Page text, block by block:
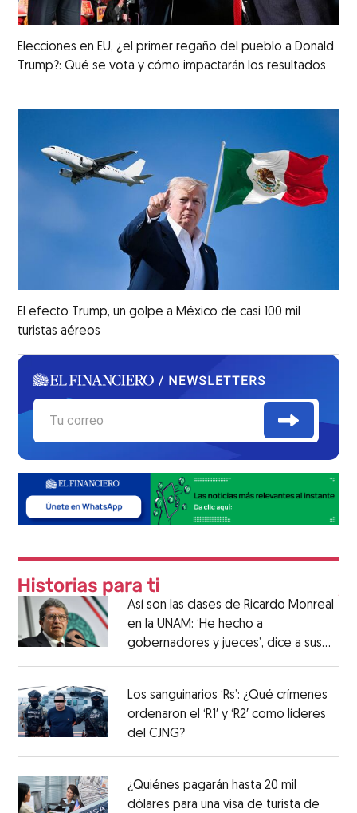
Elecciones en EU, ¿el primer regaño del pueblo a Donald
Trump?: Qué se vota y cómo impactarán los resultados
El efecto Trump, un golpe a México de casi 100 mil
turistas aéreos
Así son las clases de Ricardo Monreal
en la UNAM: ‘He hecho a
gobernadores y jueces’, dice a sus
alumnos
Los sanguinarios ‘Rs’: ¿Qué crímenes
ordenaron el ‘R1′ y ‘R2′ como líderes
del CJNG?
¿Quiénes pagarán hasta 20 mil
dólares para una visa de turista de